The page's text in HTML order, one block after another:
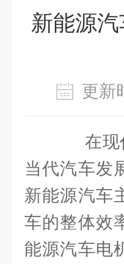
新能源
更
在现
当代汽车发
新能源汽车
车的整体效
能源汽车电